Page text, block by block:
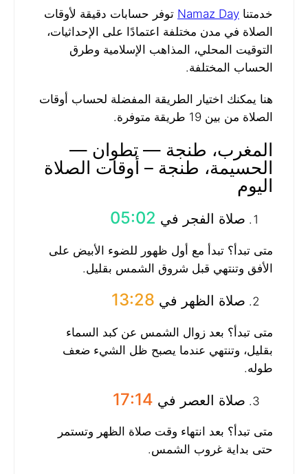
خدمتنا Namaz Day توفر حسابات دقيقة لأوقات
الصلاة في مدن مختلفة اعتمادًا على الإحداثيات،
التوقيت المحلي، المذاهب الإسلامية وطرق
الحساب المختلفة.
هنا يمكنك اختيار الطريقة المفضلة لحساب أوقات
الصلاة من بين 19 طريقة متوفرة.
المغرب، طنجة — تطوان —
الحسيمة، طنجة – أوقات الصلاة
اليوم
صلاة الفجر في 05:02
متى تبدأ؟ تبدأ مع أول ظهور للضوء الأبيض على
الأفق وتنتهي قبل شروق الشمس بقليل.
صلاة الظهر في 13:28
متى تبدأ؟ بعد زوال الشمس عن كبد السماء
بقليل، وتنتهي عندما يصبح ظل الشيء ضعف
طوله.
صلاة العصر في 17:14
متى تبدأ؟ بعد انتهاء وقت صلاة الظهر وتستمر
حتى بداية غروب الشمس.